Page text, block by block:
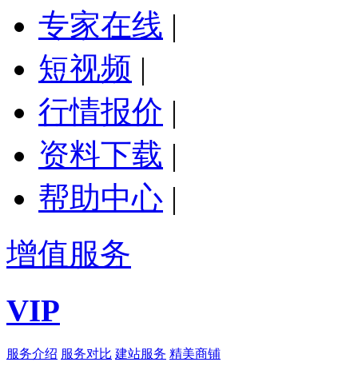
专家在线 |
短视频 |
行情报价 |
资料下载 |
帮助中心 |
增值服务
VIP
服务介绍 服务对比 建站服务 精美商铺